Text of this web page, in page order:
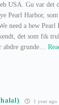
USA. Gu var det
Pearl Harbor, som
need a bew Pearl
det som fik
abdre grunde
1 year ago